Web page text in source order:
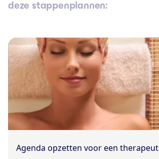
deze stappenplannen:
Agenda opzetten voor een therapeut